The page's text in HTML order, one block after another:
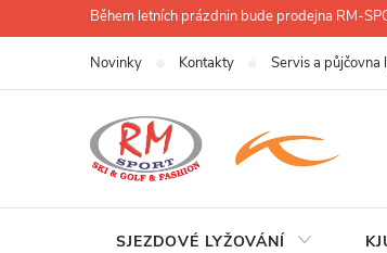
na
Během letních prázdnin bude prodejna RM-
Novinky Kontakty Servis a půjčovna
SJEZDOVÉ LYŽOVÁNÍ